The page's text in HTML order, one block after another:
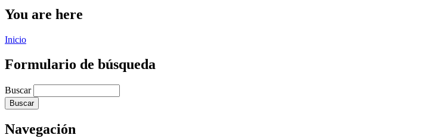
You are here
Inicio
Formulario de búsqueda
Buscar
Navegación